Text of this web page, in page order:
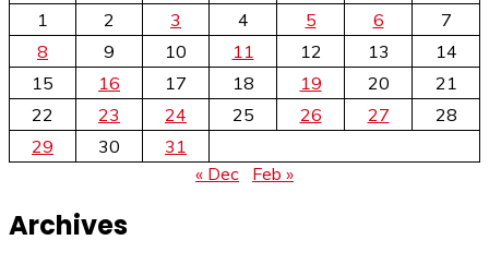
1
2 3 4 5 6
7
8
9 10 11 12 13
14
15
16 17 18 19 20
21
22
23 24 25 26 27
28
29
30
31
« Dec
Feb »
Archives